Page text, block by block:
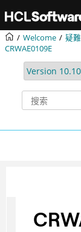
Welcome 疑
CRWAE0109E